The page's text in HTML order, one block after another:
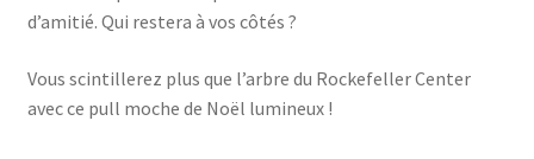
d’amitié. Qui restera à vos côtés ?
Vous scintillerez plus que l’arbre du Rockefeller Center
avec ce pull moche de Noël lumineux !